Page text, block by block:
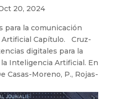
20, 2024
para la comunicación
Capítulo. Cruz-
digitales para la
Inteligencia Artificial. En
Casas-Moreno, P., Rojas-